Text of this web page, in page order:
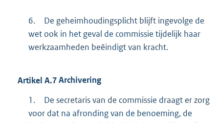
6.
De geheimhoudingsplicht blijft ingevolge de
wet ook in het geval de commissie tijdelijk haar
werkzaamheden beëindigt van kracht.
Artikel A.7Archivering
1.
De secretaris van de commissie draagt er zorg
voor dat na afronding van de benoeming, de